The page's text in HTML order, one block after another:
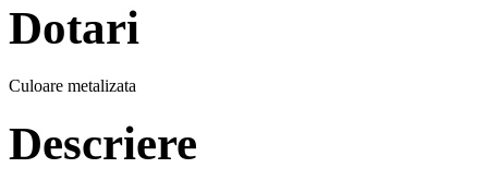
Dotari
Culoare metalizata
Descriere